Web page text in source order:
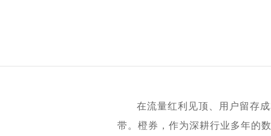
在流量红利见顶、用户留存
带。橙券，作为深耕行业多年的